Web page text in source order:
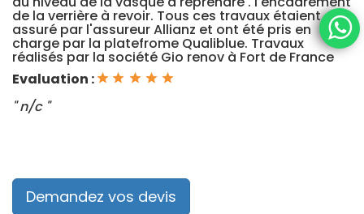
de la verrière à revoir. Tous ces travaux étaient
assuré par l'assureur Allianz et ont été pris en
charge par la platefrome Qualiblue. Travaux
réalisés par la société Gio renov à Fort de France
Evaluation :
" n/c "
Demandez vos devis